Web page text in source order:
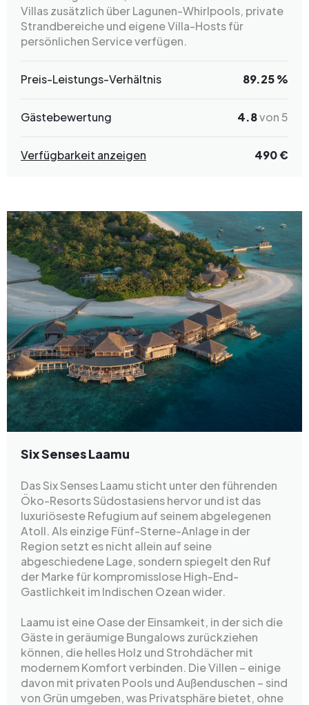
Villas zusätzlich über Lagunen-Whirlpools, private
Strandbereiche und eigene Villa-Hosts für
persönlichen Service verfügen.
Preis-Leistungs-Verhältnis 89.25 %
Gästebewertung 4.8von 5
Verfügbarkeit anzeigen 490 €
Six Senses Laamu
Das Six Senses Laamu sticht unter den führenden
Öko-Resorts Südostasiens hervor und ist das
luxuriöseste Refugium auf seinem abgelegenen
Atoll. Als einzige Fünf-Sterne-Anlage in der
Region setzt es nicht allein auf seine
abgeschiedene Lage, sondern spiegelt den Ruf
der Marke für kompromisslose High-End-
Gastlichkeit im Indischen Ozean wider.
Laamu ist eine Oase der Einsamkeit, in der sich die
Gäste in geräumige Bungalows zurückziehen
können, die helles Holz und Strohdächer mit
modernem Komfort verbinden. Die Villen – einige
davon mit privaten Pools und Außenduschen – sind
von Grün umgeben, was Privatsphäre bietet, ohne